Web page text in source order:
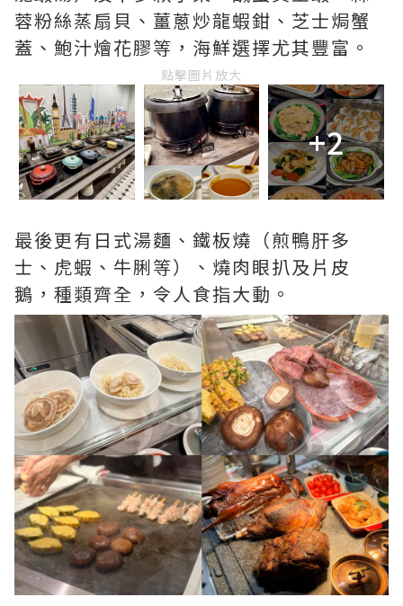
蓉粉絲蒸扇貝、薑蔥炒龍蝦鉗、芝士焗蟹
蓋、鮑汁燴花膠等，海鮮選擇尤其豐富。
點擊圖片放大
+2
最後更有日式湯麵、鐵板燒（煎鴨肝多
士、虎蝦、牛脷等）、燒肉眼扒及片皮
鵝，種類齊全，令人食指大動。